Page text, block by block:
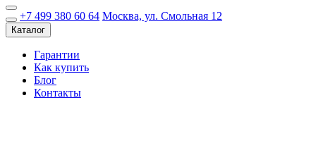
+7 499 380 60 64 Москва, ул. Смольная 12
Каталог
Гарантии
Как купить
Блог
Контакты